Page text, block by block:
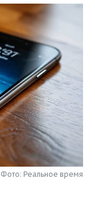
Фото: Реальное время